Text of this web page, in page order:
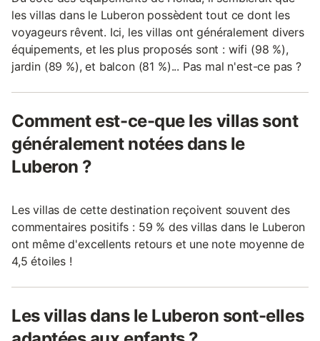
les villas dans le Luberon possèdent tout ce dont les
voyageurs rêvent. Ici, les villas ont généralement divers
équipements, et les plus proposés sont : wifi (98 %),
jardin (89 %), et balcon (81 %)... Pas mal n'est-ce pas ?
Comment est-ce-que les villas sont
généralement notées dans le
Luberon ?
Les villas de cette destination reçoivent souvent des
commentaires positifs : 59 % des villas dans le Luberon
ont même d'excellents retours et une note moyenne de
4,5 étoiles !
Les villas dans le Luberon sont-elles